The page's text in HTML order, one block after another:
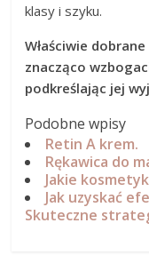
klasy i szyku.
Właściwie
znacząco
podkreślając jej
Podobne wpisy
Retin A krem.
Rękawica do
Jakie
Jak uzyskać
Skuteczne